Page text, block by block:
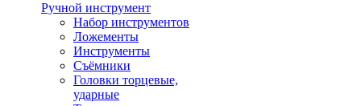
Ручной инструмент
Набор инструментов
Ложементы
Инструменты
Съёмники
Головки торцевые,
ударные